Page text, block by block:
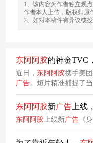
1、该内容为作者独立观
作者本人上传，版权归原
2、如对本稿件有异议或
东阿阿胶的神金TVC
近日， 东阿 阿胶携手美
广告。短片精准捕捉了
职场忙碌到乏力、运动
片人创意夸张、诙谐地
东阿阿胶新广告 上
东阿 阿胶上线新广告 《